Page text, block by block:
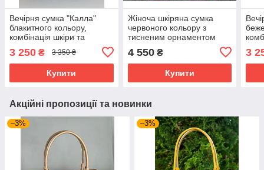
Вечірня сумка "Калла"
блакитного кольору,
комбінація шкіри та
27×19×11 см
3 250 ₴ 3 350 ₴
Купити
Жіноча шкіряна сумка
червоного кольору з
тисненим орнаментом
4 550₴
Купити
3
Акційні пропозиції та новинки
–3% –3%